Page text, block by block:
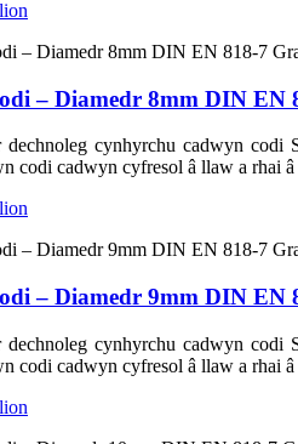
– Diamedr 8mm DIN
dechnoleg cynhyrchu cadwyn
codi cadwyn cyfresol â llaw a rhai
– Diamedr 9mm DIN
dechnoleg cynhyrchu cadwyn
codi cadwyn cyfresol â llaw a rhai